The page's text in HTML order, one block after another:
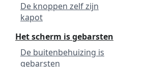
De knoppen zelf zijn
kapot
Het scherm is gebarsten
De buitenbehuizing is
gebarsten